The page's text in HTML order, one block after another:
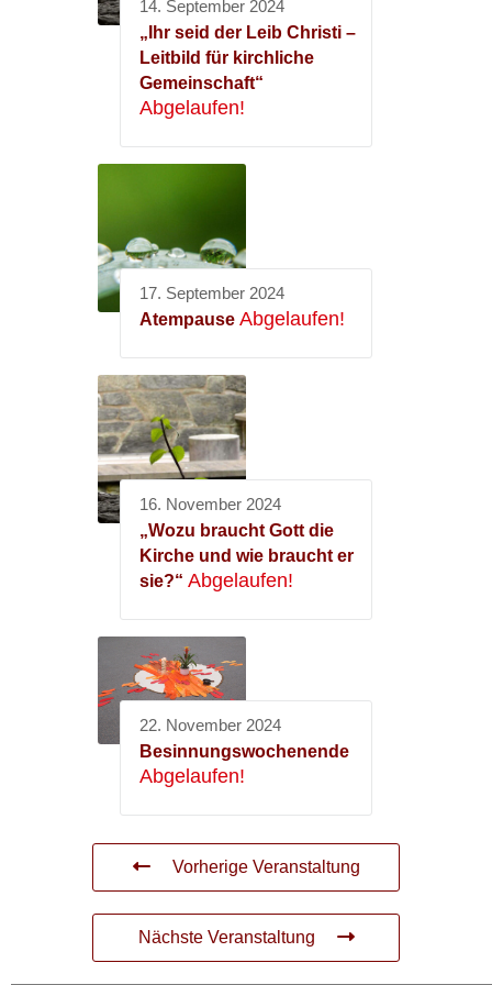
14. September 2024
„Ihr seid der Leib Christi –
Leitbild für kirchliche
Gemeinschaft“
Abgelaufen!
17. September 2024
Atempause Abgelaufen!
16. November 2024
„Wozu braucht Gott die
Kirche und wie braucht er
sie?“ Abgelaufen!
22. November 2024
Besinnungswochenende
Abgelaufen!
Vorherige Veranstaltung
Nächste Veranstaltung